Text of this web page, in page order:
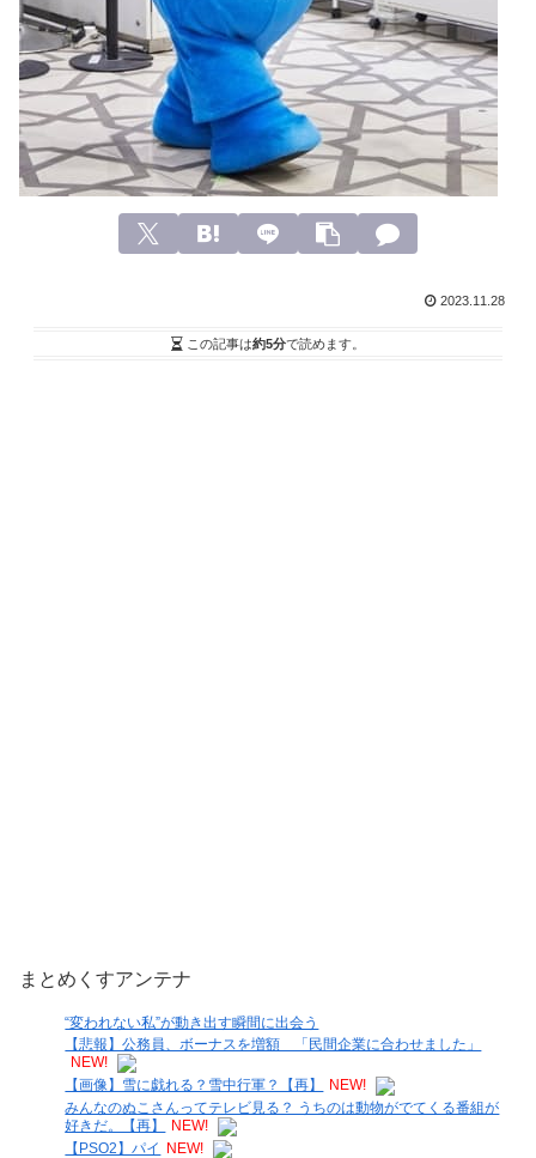
2023.11.28
この記事は約5分で読めます。
まとめくすアンテナ
“変われない私”が動き出す瞬間に出会う
【悲報】公務員、ボーナスを増額 「民間企業に合わせました」
NEW!
【画像】雪に戯れる？雪中行軍？【再】
NEW!
みんなのぬこさんってテレビ見る？ うちのは動物がでてくる番組が
好きだ。【再】
NEW!
【PSO2】パイ NEW!